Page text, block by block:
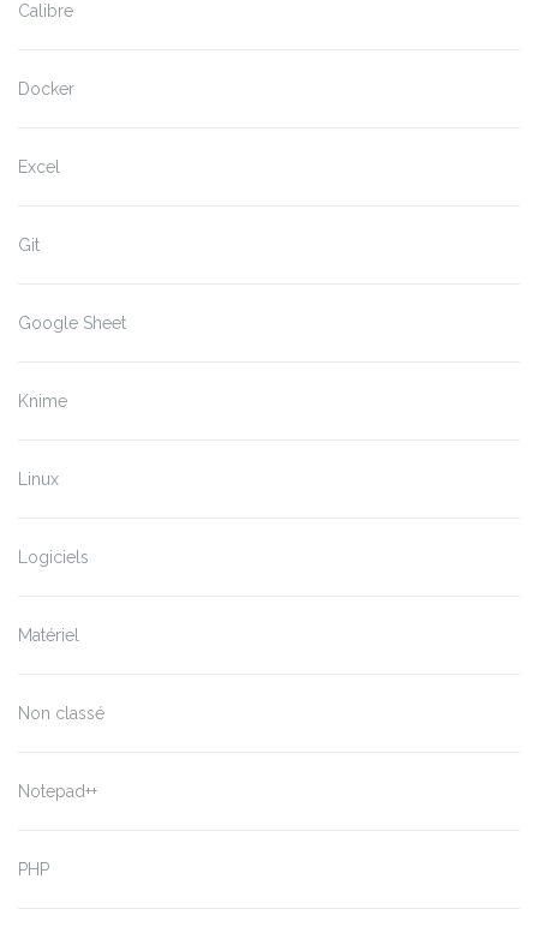
Calibre
Docker
Excel
Git
Google Sheet
Knime
Linux
Logiciels
Matériel
Non classé
Notepad++
PHP